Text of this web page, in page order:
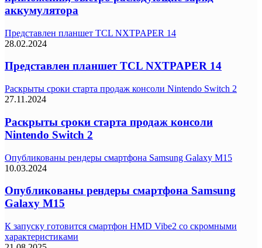
аккумулятора
Представлен планшет TCL NXTPAPER 14
28.02.2024
Представлен планшет TCL NXTPAPER 14
Раскрыты сроки старта продаж консоли Nintendo Switch 2
27.11.2024
Раскрыты сроки старта продаж консоли
Nintendo Switch 2
Опубликованы рендеры смартфона Samsung Galaxy M15
10.03.2024
Опубликованы рендеры смартфона Samsung
Galaxy M15
К запуску готовится смартфон HMD Vibe2 со скромными
характеристиками